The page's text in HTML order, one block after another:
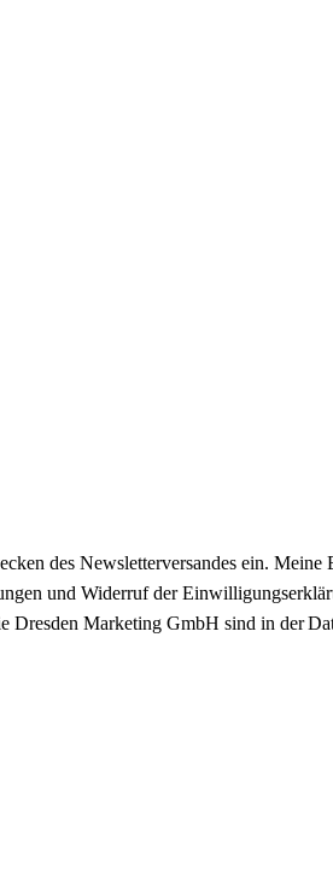
des Newsletterversandes ein.
und Widerruf der
Marketing GmbH sind in der